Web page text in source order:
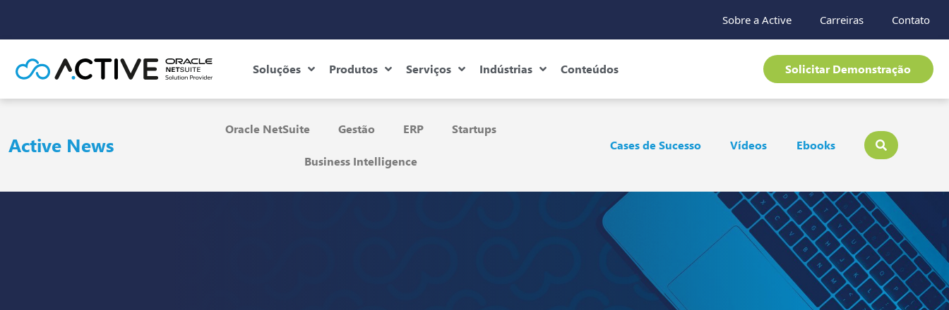
Sobre a Active Carreiras Contato
Soluções Produtos Serviços Indústrias Conteúdos Solicitar Demonstração
Active News
Oracle NetSuite Gestão ERP Startups
Business Intelligence
Cases de Sucesso Vídeos Ebooks